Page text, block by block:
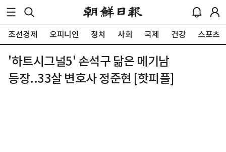
조선경제 오피니언 정치 사회 국제 건강 스포츠
'하트시그널5' 손석구 닮은 메기남
등장..33살 변호사 정준현 [핫피플]